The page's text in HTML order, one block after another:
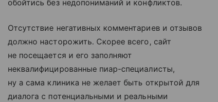
обойтись без недопониманий и конфликтов.
Отсутствие негативных комментариев и отзывов
должно насторожить. Скорее всего, сайт
не посещается и его заполняют
неквалифицированные пиар-специалисты,
ну а сама клиника не желает быть открытой для
диалога с потенциальными и реальными